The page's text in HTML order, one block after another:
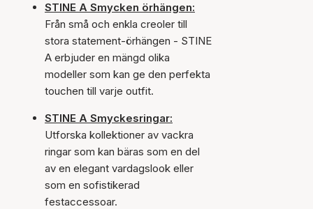
STINE A Smycken örhängen:
Från små och enkla creoler till
stora statement-örhängen - STINE
A erbjuder en mängd olika
modeller som kan ge den perfekta
touchen till varje outfit.
STINE A Smyckesringar:
Utforska kollektioner av vackra
ringar som kan bäras som en del
av en elegant vardagslook eller
som en sofistikerad
festaccessoar.